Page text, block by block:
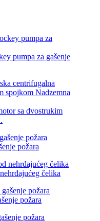
pumpa za gašenje
sa dvostrukim
požara
čelika
požara